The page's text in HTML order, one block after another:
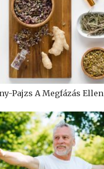
Pajzs A Megfázás Ellen